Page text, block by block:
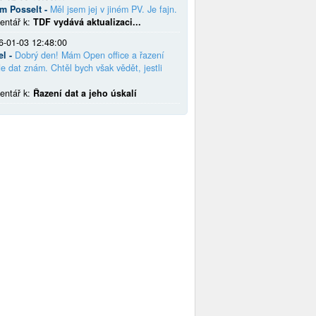
Posselt - Měl jsem jej v jiném PV. Je fajn.
k: TDF vydává aktualizaci...
01-03 12:48:00
- Dobrý den! Mám Open office a řazení
dat znám. Chtěl bych však vědět, jestli
k: Řazení dat a jeho úskalí